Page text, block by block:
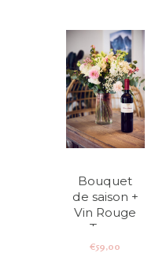
Bouquet
de saison +
Vin Rouge
Terra
Romana
€59,00